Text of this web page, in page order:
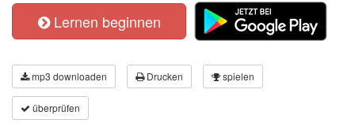
Lernen beginnen
mp3 downloaden Drucken spielen
überprüfen